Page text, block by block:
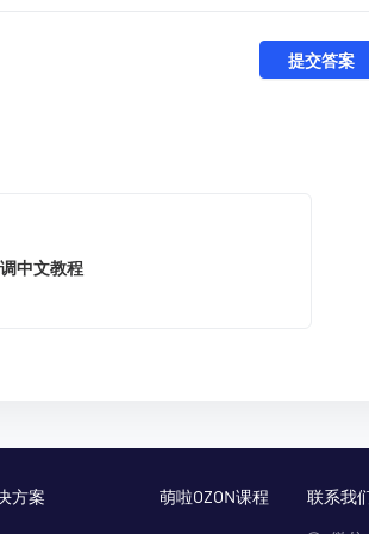
提交答案
中文教程
方案 萌啦OZON课程 联系我